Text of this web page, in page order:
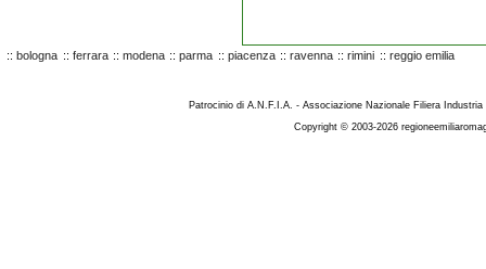
:: bologna :: ferrara :: modena :: parma :: piacenza :: ravenna :: rimini :: reggio emilia
Patrocinio di A.N.F.I.A. - Associazione Nazionale Filiera
Copyright © 2003-2026